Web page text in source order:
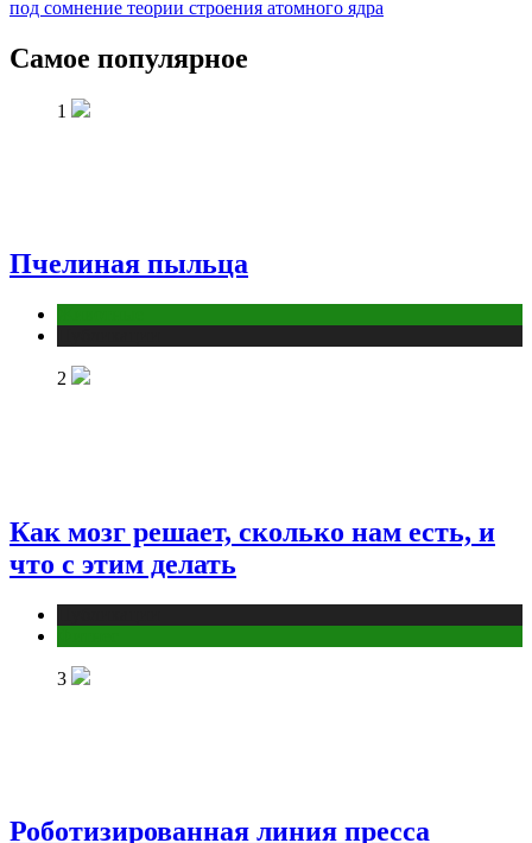
под сомнение теории строения атомного ядра
Самое популярное
1
Пчелиная пыльца
2
Как мозг решает, сколько нам есть, и
что с этим делать
3
Роботизированная линия пресса